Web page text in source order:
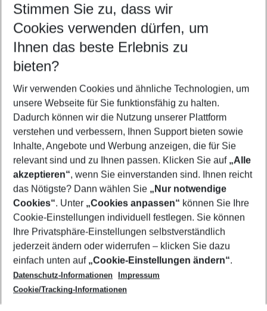
Abflughafen wählen
Beliebiger Abflughafen
Reisezeitraum wählen
11.08.26– 09.08.27 5-8 Nächte
2 Erwachsene Keine Kinder
Mehr Filter anzeigen
Footer
Footer navigation
Über uns
AGB
Cookie-Einstellungen ändern
Cookie-Richtlinie
Datenschutz
Service & Hilfe
Barrierefreies Reisen
Check-in
Folgen Sie uns
Stimmen Sie zu, dass wir
Cookies verwenden dürfen, um
Ihnen das beste Erlebnis zu
bieten?
Wir verwenden Cookies und ähnliche Technologien, um
unsere Webseite für Sie funktionsfähig zu halten.
Dadurch können wir die Nutzung unserer Plattform
verstehen und verbessern, Ihnen Support bieten sowie
Inhalte, Angebote und Werbung anzeigen, die für Sie
relevant sind und zu Ihnen passen. Klicken Sie auf „Alle
akzeptieren“, wenn Sie einverstanden sind. Ihnen reicht
das Nötigste? Dann wählen Sie „Nur notwendige
Cookies“. Unter „Cookies anpassen“ können Sie Ihre
Cookie-Einstellungen individuell festlegen. Sie können
Ihre Privatsphäre-Einstellungen selbstverständlich
jederzeit ändern oder widerrufen – klicken Sie dazu
einfach unten auf „Cookie-Einstellungen ändern“.
Datenschutz-Informationen
Impressum
Cookie/Tracking-Informationen